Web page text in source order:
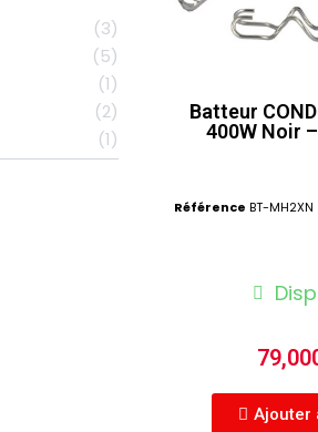
3
5
1
2
1
Batteur
400W Noir
Référence BT-MH2XN
Ajouter